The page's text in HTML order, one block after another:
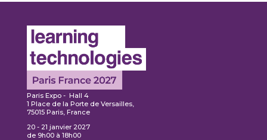
Paris Expo - Hall 4
1 Place de la Porte de Versailles,
75015 Paris, France
20 - 21 janvier 2027
de 9h00 à 18h00